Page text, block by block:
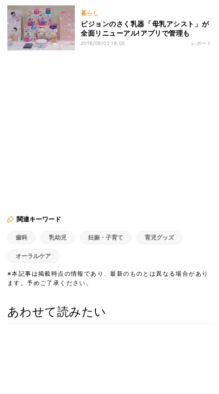
暮らし
ピジョンのさく乳器「母乳アシスト」が
全面リニューアル!アプリで管理も
2018/08/02 18:00 レポート
関連キーワード
歯科 乳幼児 妊娠・子育て 育児グッズ
オーラルケア
※本記事は掲載時点の情報であり、最新のものとは異なる場合があり
ます。予めご了承ください。
あわせて読みたい